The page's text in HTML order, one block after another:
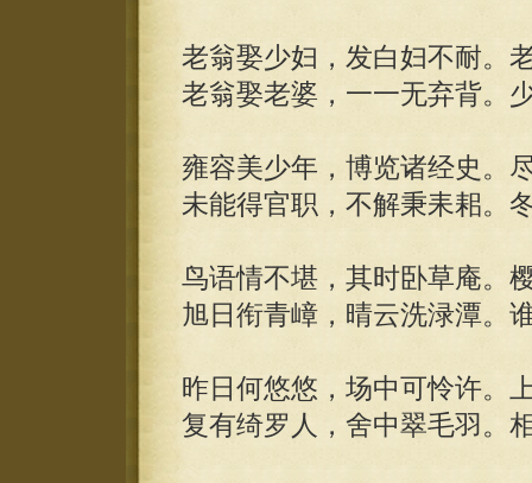
老翁娶少妇，发白妇不耐。
老翁娶老婆，一一无弃背。
雍容美少年，博览诸经史。
未能得官职，不解秉耒耜。
鸟语情不堪，其时卧草庵。
旭日衔青嶂，晴云洗渌潭。
昨日何悠悠，场中可怜许。
复有绮罗人，舍中翠毛羽。